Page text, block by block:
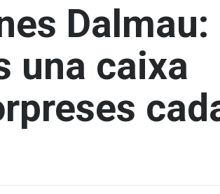
Dalmau:
una caixa